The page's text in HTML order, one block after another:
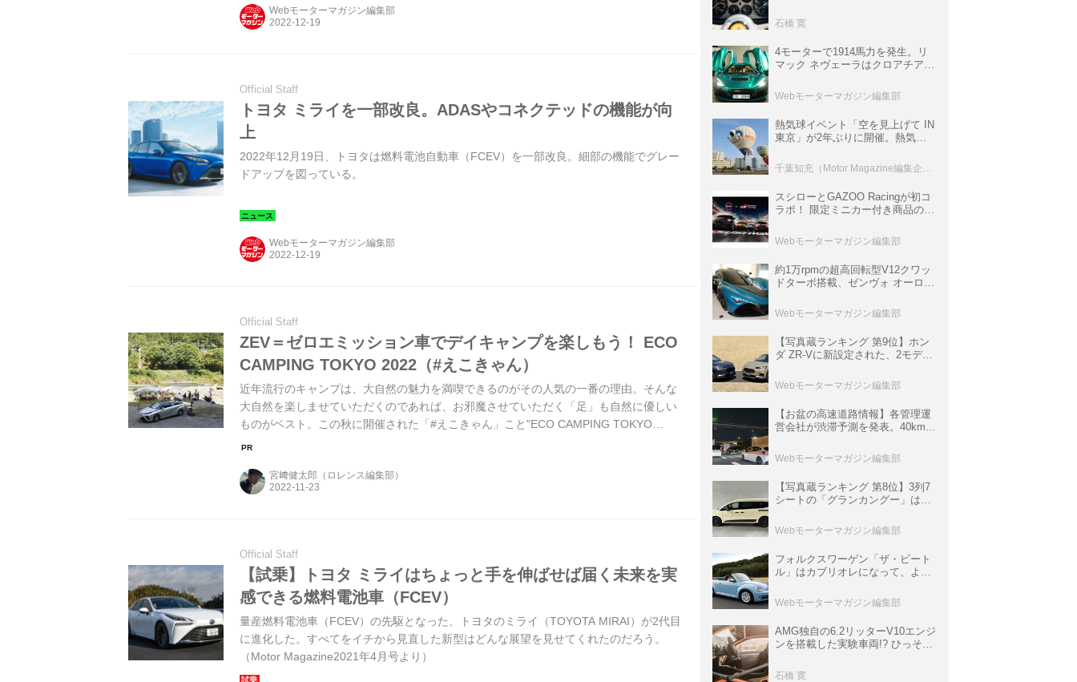
Webモーターマガジン編集部
Official Staff
トヨタ ミライを一部改良。ADASやコネクテッドの機能が向
上
2022年12月19日、トヨタは燃料電池自動車（FCEV）を一部改良。細部の機能でグレー
ドアップを図っている。
Webモーターマガジン編集部
Official Staff
ZEV＝ゼロエミッション車でデイキャンプを楽しもう！ ECO
CAMPING TOKYO 2022（#えこきゃん）
近年流行のキャンプは、大自然の魅力を満喫できるのがその人気の一番の理由。そんな
大自然を楽しませていただくのであれば、お邪魔させていただく「足」も自然に優しい
ものがベスト。この秋に開催された「#えこきゃん」こと"ECO CAMPING TOKYO
宮﨑健太郎（ロレンス編集部）
Official Staff
【試乗】トヨタ ミライはちょっと手を伸ばせば届く未来を実
感できる燃料電池車（FCEV）
量産燃料電池車（FCEV）の先駆となった、トヨタのミライ（TOYOTA MIRAI）が2代目
に進化した。すべてをイチから見直した新型はどんな展望を見せてくれたのだろう。
（Motor Magazine2021年4月号より）
サ」に化けた理由
石橋 寛
4モーターで1914馬力を発生。リ
マック ネヴェーラはクロアチア発
ロニクル・完全版／115】
Webモーターマガジン編集部
熱気球イベント「空を見上げて IN
東京」が2年ぶりに開催。熱気球
室などのコンテンツも
千葉知充（Motor Magazine編集企画室）
スシローとGAZOO Racingが初コ
ラボ！ 限定ミニカー付き商品の
ト体験があたる抽選企画などを展
開
Webモーターマガジン編集部
約1万rpmの超高回転型V12クワッ
ドターボ搭載、ゼンヴォ オーロラ
イパーカー【スーパーカークロニ
クル・完全版／116】
Webモーターマガジン編集部
【写真蔵ランキング 第9位】ホン
ダ ZR-Vに新設定された、2モデル
グ」と「ブラックスタイル」
Webモーターマガジン編集部
【お盆の高速道路情報】各管理運
営会社が渋滞予測を発表。40km以
数ある
Webモーターマガジン編集部
【写真蔵ランキング 第8位】3列7
シートの「グランカングー」は、
ア＆ブラックバンパーの組み合わ
せ
Webモーターマガジン編集部
フォルクスワーゲン「ザ・ビート
ル」はカブリオレになって、より
と昔の新車】
Webモーターマガジン編集部
AMG独自の6.2リッターV10エンジ
ンを搭載した実験車両!? ひっそり
P900 プロトタイプ」とは
石橋 寛